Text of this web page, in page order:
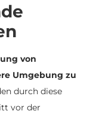
von
Umgebung zu
durch diese
vor der